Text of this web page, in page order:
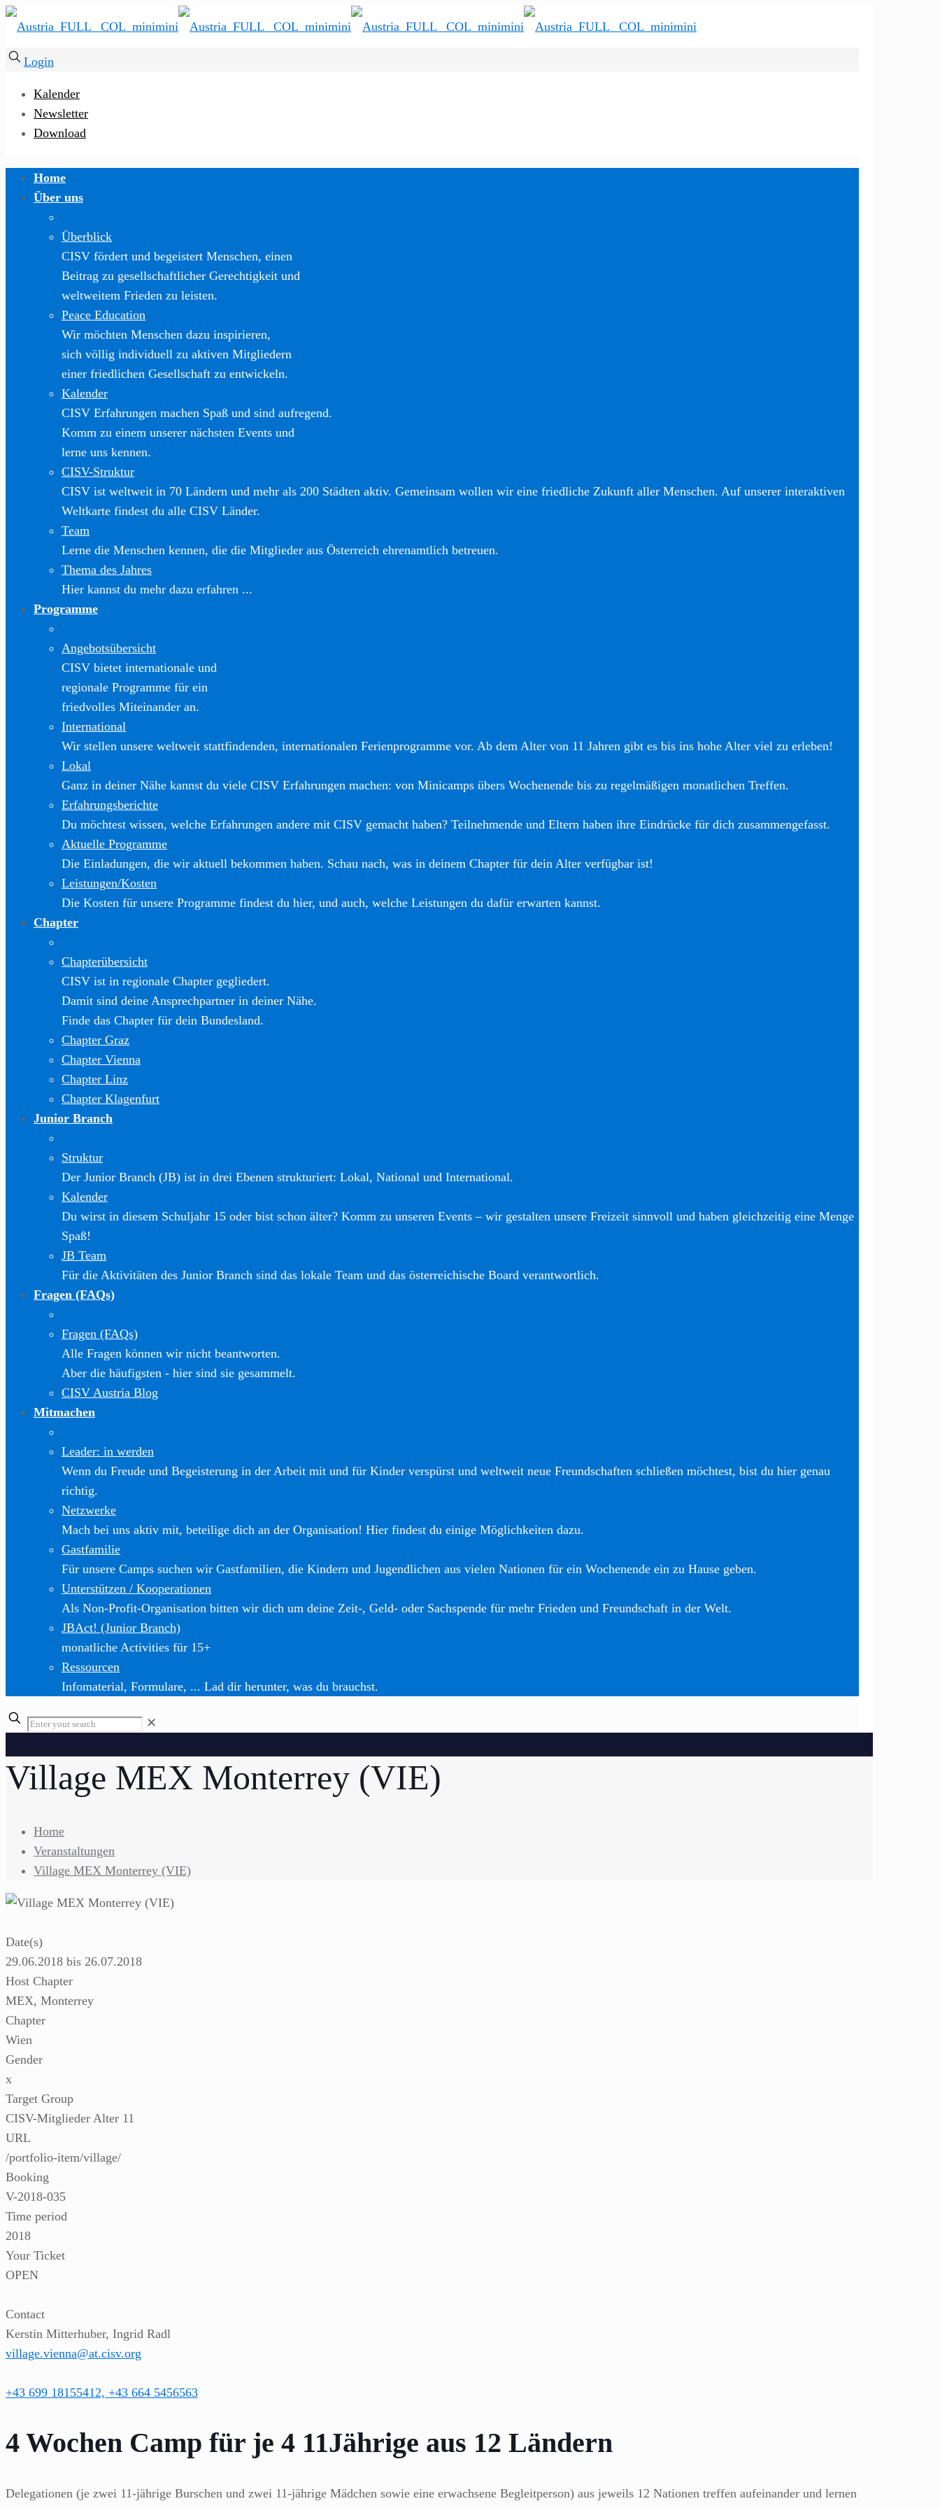
Login
Kalender
Newsletter
Download
Home
Über uns
Überblick
CISV fördert und begeistert Menschen, einen
Beitrag zu gesellschaftlicher Gerechtigkeit und
weltweitem Frieden zu leisten.
Peace Education
Wir möchten Menschen dazu inspirieren,
sich völlig individuell zu aktiven Mitgliedern
einer friedlichen Gesellschaft zu entwickeln.
Kalender
CISV Erfahrungen machen Spaß und sind aufregend.
Komm zu einem unserer nächsten Events und
lerne uns kennen.
CISV-Struktur
CISV ist weltweit in 70 Ländern und mehr als 200 Städten aktiv. Gemeinsam wollen wir eine friedliche Zukunft aller Menschen. Auf unserer interaktiven
Weltkarte findest du alle CISV Länder.
Team
Lerne die Menschen kennen, die die Mitglieder aus Österreich ehrenamtlich betreuen.
Thema des Jahres
Hier kannst du mehr dazu erfahren ...
Programme
Angebotsübersicht
CISV bietet internationale und
regionale Programme für ein
friedvolles Miteinander an.
International
Wir stellen unsere weltweit stattfindenden, internationalen Ferienprogramme vor. Ab dem Alter von 11 Jahren gibt es bis ins hohe Alter viel zu erleben!
Lokal
Ganz in deiner Nähe kannst du viele CISV Erfahrungen machen: von Minicamps übers Wochenende bis zu regelmäßigen monatlichen Treffen.
Erfahrungsberichte
Du möchtest wissen, welche Erfahrungen andere mit CISV gemacht haben? Teilnehmende und Eltern haben ihre Eindrücke für dich zusammengefasst.
Aktuelle Programme
Die Einladungen, die wir aktuell bekommen haben. Schau nach, was in deinem Chapter für dein Alter verfügbar ist!
Leistungen/Kosten
Die Kosten für unsere Programme findest du hier, und auch, welche Leistungen du dafür erwarten kannst.
Chapter
Chapterübersicht
CISV ist in regionale Chapter gegliedert.
Damit sind deine Ansprechpartner in deiner Nähe.
Finde das Chapter für dein Bundesland.
Chapter Graz
Chapter Vienna
Chapter Linz
Chapter Klagenfurt
Junior Branch
Struktur
Der Junior Branch (JB) ist in drei Ebenen strukturiert: Lokal, National und International.
Kalender
Du wirst in diesem Schuljahr 15 oder bist schon älter? Komm zu unseren Events – wir gestalten unsere Freizeit sinnvoll und haben gleichzeitig eine Menge
Spaß!
JB Team
Für die Aktivitäten des Junior Branch sind das lokale Team und das österreichische Board verantwortlich.
Fragen (FAQs)
Fragen (FAQs)
Alle Fragen können wir nicht beantworten.
Aber die häufigsten - hier sind sie gesammelt.
CISV Austria Blog
Mitmachen
Leader: in werden
Wenn du Freude und Begeisterung in der Arbeit mit und für Kinder verspürst und weltweit neue Freundschaften schließen möchtest, bist du hier genau
richtig.
Netzwerke
Mach bei uns aktiv mit, beteilige dich an der Organisation! Hier findest du einige Möglichkeiten dazu.
Gastfamilie
Für unsere Camps suchen wir Gastfamilien, die Kindern und Jugendlichen aus vielen Nationen für ein Wochenende ein zu Hause geben.
Unterstützen / Kooperationen
Als Non-Profit-Organisation bitten wir dich um deine Zeit-, Geld- oder Sachspende für mehr Frieden und Freundschaft in der Welt.
JBAct! (Junior Branch)
monatliche Activities für 15+
Ressourcen
Infomaterial, Formulare, ... Lad dir herunter, was du brauchst.
✕
Village MEX Monterrey (VIE)
Home
Veranstaltungen
Village MEX Monterrey (VIE)
Date(s)
29.06.2018 bis 26.07.2018
Host Chapter
MEX, Monterrey
Chapter
Wien
Gender
x
Target Group
CISV-Mitglieder Alter 11
URL
/portfolio-item/village/
Booking
V-2018-035
Time period
2018
Your Ticket
OPEN
Contact
Kerstin Mitterhuber, Ingrid Radl
village.vienna@at.cisv.org
+43 699 18155412, +43 664 5456563
4 Wochen Camp für je 4 11Jährige aus 12 Ländern
Delegationen (je zwei 11-jährige Burschen und zwei 11-jährige Mädchen sowie eine erwachsene Begleitperson) aus jeweils 12 Nationen treffen aufeinander und lernen